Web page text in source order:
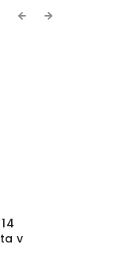
Previous
v
Next